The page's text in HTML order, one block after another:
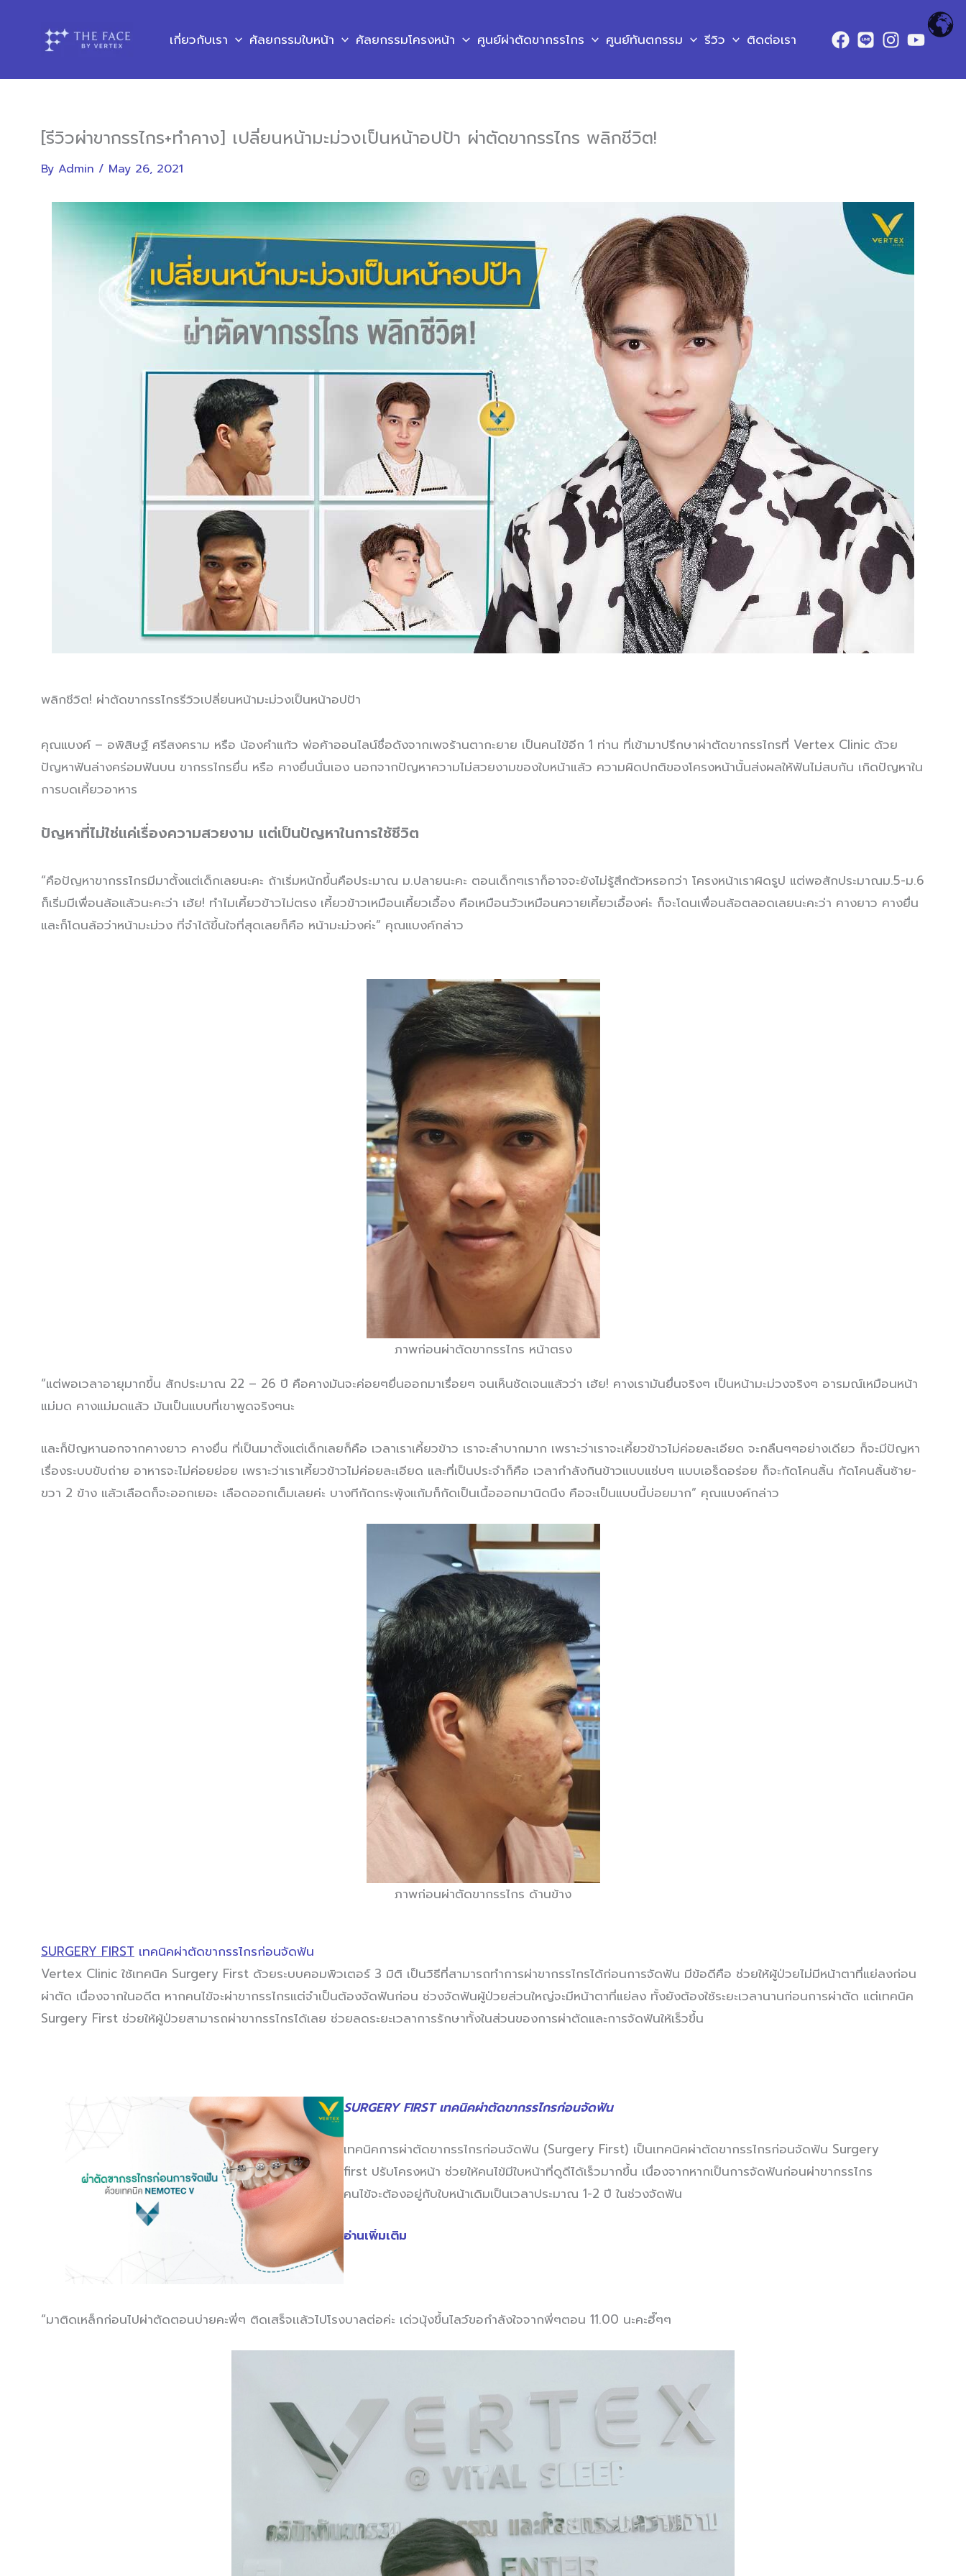
content
เกี่ยวกับเรา ศัลยกรรมใบหน้า ศัลยกรรมโครงหน้า ศูนย์ผ่าตัดขากรรไกร ศูนย์ทันตกรรม รีวิว ติดต่อเรา
[รีวิวผ่าขากรรไกร+ทำคาง] เปลี่ยนหน้ามะม่วงเป็นหน้าอปป้า ผ่าตัดขากรรไกร พลิกชีวิต!
By Admin / May 26, 2021
พลิกชีวิต! ผ่าตัดขากรรไกรรีวิวเปลี่ยนหน้ามะม่วงเป็นหน้าอปป้า
คุณแบงค์ – อพิสิษฐ์ ศรีสงคราม หรือ น้องคำแก้ว พ่อค้าออนไลน์ชื่อดังจากเพจร้านตากะยาย เป็นคนไข้อีก 1 ท่าน ที่เข้ามาปรึกษาผ่าตัดขากรรไกรที่ Vertex Clinic ด้วย
ปัญหาฟันล่างคร่อมฟันบน ขากรรไกรยื่น หรือ คางยื่นนั่นเอง นอกจากปัญหาความไม่สวยงามของใบหน้าแล้ว ความผิดปกติของโครงหน้านั้นส่งผลให้ฟันไม่สบกัน เกิดปัญหาใน
การบดเคี้ยวอาหาร
ปัญหาที่ไม่ใช่แค่เรื่องความสวยงาม แต่เป็นปัญหาในการใช้ชีวิต
“คือปัญหาขากรรไกรมีมาตั้งแต่เด็กเลยนะคะ ถ้าเริ่มหนักขึ้นคือประมาณ ม.ปลายนะคะ ตอนเด็กๆเราก็อาจจะยังไม่รู้สึกตัวหรอกว่า โครงหน้าเราผิดรูป แต่พอสักประมาณม.5-ม.6
ก็เริ่มมีเพื่อนล้อแล้วนะคะว่า เฮ้ย! ทำไมเคี้ยวข้าวไม่ตรง เคี้ยวข้าวเหมือนเคี้ยวเอื้อง คือเหมือนวัวเหมือนควายเคี้ยวเอื้องค่ะ ก็จะโดนเพื่อนล้อตลอดเลยนะคะว่า คางยาว คางยื่น
และก็โดนล้อว่าหน้ามะม่วง ที่จำได้ขึ้นใจที่สุดเลยก็คือ หน้ามะม่วงค่ะ” คุณแบงค์กล่าว
ภาพก่อนผ่าตัดขากรรไกร หน้าตรง
“แต่พอเวลาอายุมากขึ้น สักประมาณ 22 – 26 ปี คือคางมันจะค่อยๆยื่นออกมาเรื่อยๆ จนเห็นชัดเจนแล้วว่า เฮ้ย! คางเรามันยื่นจริงๆ เป็นหน้ามะม่วงจริงๆ อารมณ์เหมือนหน้า
แม่มด คางแม่มดแล้ว มันเป็นแบบที่เขาพูดจริงๆนะ
และก็ปัญหานอกจากคางยาว คางยื่น ที่เป็นมาตั้งแต่เด็กเลยก็คือ เวลาเราเคี้ยวข้าว เราจะลำบากมาก เพราะว่าเราจะเคี้ยวข้าวไม่ค่อยละเอียด จะกลืนๆๆอย่างเดียว ก็จะมีปัญหา
เรื่องระบบขับถ่าย อาหารจะไม่ค่อยย่อย เพราะว่าเราเคี้ยวข้าวไม่ค่อยละเอียด และที่เป็นประจำก็คือ เวลากำลังกินข้าวแบบแซ่บๆ แบบเอร็ดอร่อย ก็จะกัดโคนลิ้น กัดโคนลิ้นซ้าย-
ขวา 2 ข้าง แล้วเลือดก็จะออกเยอะ เลือดออกเต็มเลยค่ะ บางทีกัดกระพุ้งแก้มก็กัดเป็นเนื้อออกมานิดนึง คือจะเป็นแบบนี้บ่อยมาก” คุณแบงค์กล่าว
ภาพก่อนผ่าตัดขากรรไกร ด้านข้าง
SURGERY FIRST เทคนิคผ่าตัดขากรรไกรก่อนจัดฟัน
Vertex Clinic ใช้เทคนิค Surgery First ด้วยระบบคอมพิวเตอร์ 3 มิติ เป็นวิธีที่สามารถทำการผ่าขากรรไกรได้ก่อนการจัดฟัน มีข้อดีคือ ช่วยให้ผู้ป่วยไม่มีหน้าตาที่แย่ลงก่อน
ผ่าตัด เนื่องจากในอดีต หากคนไข้จะผ่าขากรรไกรแต่จำเป็นต้องจัดฟันก่อน ช่วงจัดฟันผู้ป่วยส่วนใหญ่จะมีหน้าตาที่แย่ลง ทั้งยังต้องใช้ระยะเวลานานก่อนการผ่าตัด แต่เทคนิค
Surgery First ช่วยให้ผู้ป่วยสามารถผ่าขากรรไกรได้เลย ช่วยลดระยะเวลาการรักษาทั้งในส่วนของการผ่าตัดและการจัดฟันให้เร็วขึ้น
SURGERY FIRST เทคนิคผ่าตัดขากรรไกรก่อนจัดฟัน
เทคนิคการผ่าตัดขากรรไกรก่อนจัดฟัน (Surgery First) เป็นเทคนิคผ่าตัดขากรรไกรก่อนจัดฟัน Surgery
first ปรับโครงหน้า ช่วยให้คนไข้มีใบหน้าที่ดูดีได้เร็วมากขึ้น เนื่องจากหากเป็นการจัดฟันก่อนผ่าขากรรไกร
คนไข้จะต้องอยู่กับใบหน้าเดิมเป็นเวลาประมาณ 1-2 ปี ในช่วงจัดฟัน
อ่านเพิ่มเติม
“มาติดเหล็กก่อนไปผ่าตัดตอนบ่ายคะพี่ๆ ติดเสร็จเเล้วไปโรงบาลต่อค่ะ เด่วนุ้งขึ้นไลว์ขอกำลังใจจากพี่ๆตอน 11.00 นะคะฮี๊ๆๆ